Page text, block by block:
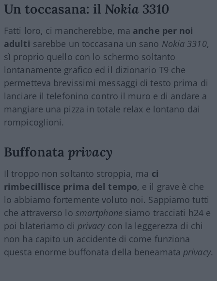
Un toccasana: il Nokia 3310
Fatti loro, ci mancherebbe, ma anche per noi
adulti sarebbe un toccasana un sano Nokia 3310,
sì proprio quello con lo schermo soltanto
lontanamente grafico ed il dizionario T9 che
permetteva brevissimi messaggi di testo prima di
lanciare il telefonino contro il muro e di andare a
mangiare una pizza in totale relax e lontano dai
rompicoglioni.
Buffonata privacy
Il troppo non soltanto stroppia, ma ci
rimbecillisce prima del tempo, e il grave è che
lo abbiamo fortemente voluto noi. Sappiamo tutti
che attraverso lo smartphone siamo tracciati h24 e
poi blateriamo di privacycon la leggerezza di chi
non ha capito un accidente di come funziona
questa enorme buffonata della beneamata privacy.